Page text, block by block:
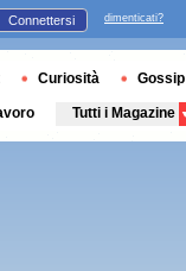
Connettersi dimenticati?
Curiosità Gossip
Tutti i Magazine